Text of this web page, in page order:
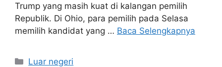
Trump yang masih kuat di kalangan pemilih
Republik. Di Ohio, para pemilih pada Selasa
memilih kandidat yang … Baca Selengkapnya
Kategori
Luar negeri